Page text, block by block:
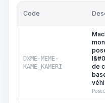
Code
DXME-MEME-
KAME_KAMERI
de